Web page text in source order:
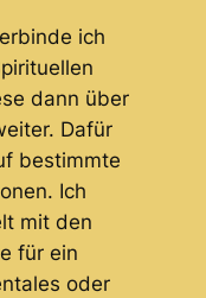
ich
dann über
Dafür
bestimmte
Ich
mit den
für ein
oder